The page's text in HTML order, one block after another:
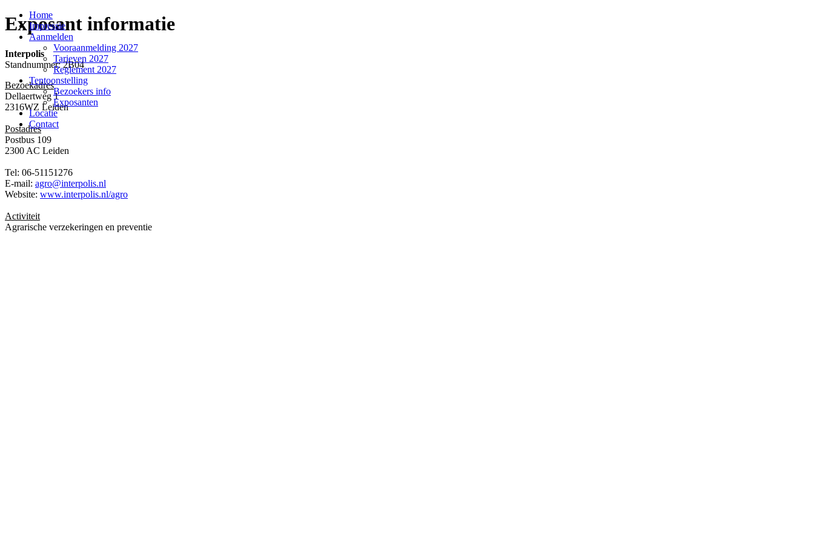
Home
Impressie
Aanmelden
Vooraanmelding 2027
Tarieven 2027
Reglement 2027
Tentoonstelling
Bezoekers info
Exposanten
Locatie
Contact
Exposant informatie
Interpolis
Standnummer: 2B04
Bezoekadres
Dellaertweg 1
2316WZ Leiden
Postadres
Postbus 109
2300 AC Leiden
Tel: 06-51151276
E-mail: agro@interpolis.nl
Website: www.interpolis.nl/agro
Activiteit
Agrarische verzekeringen en preventie